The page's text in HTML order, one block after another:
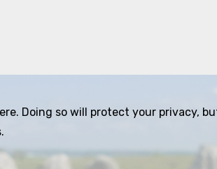
Doing so will protect your privacy,